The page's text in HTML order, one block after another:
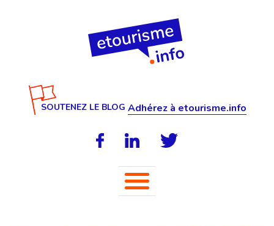
SOUTENEZ LE BLOG Adhérez à etourisme.info